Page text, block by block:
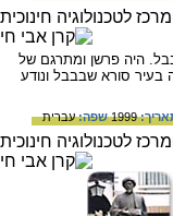
מגדולי חכמי היהדות שפעל במאות 9-10 במצרים ובבבל. היה פרשן ומתרגם של
בעיר סורא שבבבל ונודע
1999 שפה:עברית